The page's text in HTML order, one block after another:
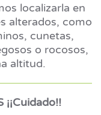
localizarla en
alterados, como
cunetas,
o rocosos,
altitud.
¡¡Cuidado!!